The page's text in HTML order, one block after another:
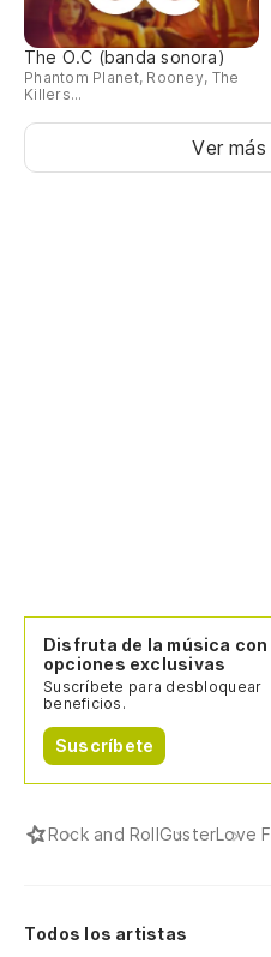
The O.C (banda sonora)
Phantom Planet, Rooney, The
Killers...
Ver
Disfruta de la música con
opciones exclusivas
Suscríbete para desbloquear
beneficios.
Suscríbete
Rock and RollGusterLove
Todos los artistas